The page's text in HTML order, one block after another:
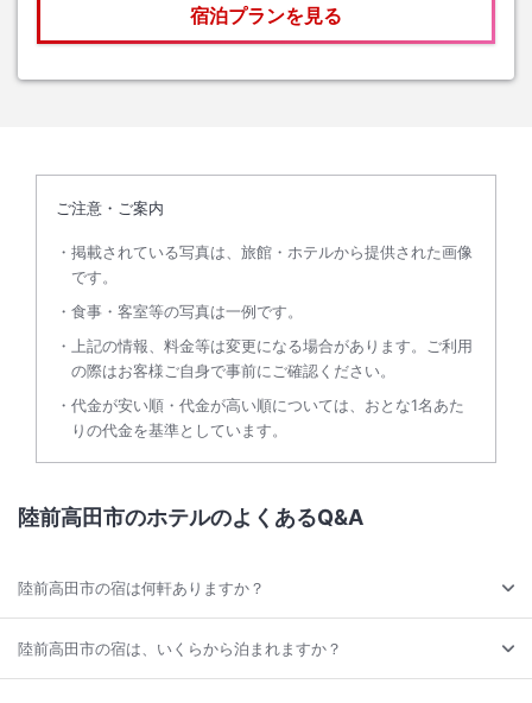
宿泊プランを見る
ご注意・ご案内
掲載されている写真は、旅館・ホテルから提供された画像
です。
食事・客室等の写真は一例です。
上記の情報、料金等は変更になる場合があります。ご利用
の際はお客様ご自身で事前にご確認ください。
代金が安い順・代金が高い順については、おとな1名あた
りの代金を基準としています。
陸前高田市のホテルのよくあるQ&A
陸前高田市の宿は何軒ありますか？
陸前高田市の宿は、いくらから泊まれますか？